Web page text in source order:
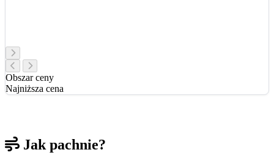
Obszar ceny
Najniższa cena
Jak pachnie?